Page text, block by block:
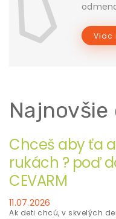
Viac
Chceš aby ťa
rukách ? poď
CEVARM
11.07.2026
Ak deti chcú, v skvelých